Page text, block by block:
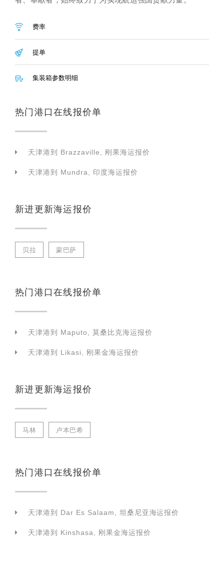
费率
提单
集装箱参数明细
热门港口在线报价单
天津港到 Brazzaville, 刚果海运报价
天津港到 Mundra, 印度海运报价
新进更新海运报价
贝拉 蒙巴萨
热门港口在线报价单
天津港到 Maputo, 莫桑比克海运报价
天津港到 Likasi, 刚果金海运报价
新进更新海运报价
马林 卢本巴希
热门港口在线报价单
天津港到 Dar Es Salaam, 坦桑尼亚海运报价
天津港到 Kinshasa, 刚果金海运报价